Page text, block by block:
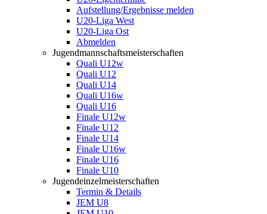
Aufstellung/Ergebnisse melden
U20-Liga West
U20-Liga Ost
Abmelden
Jugendmannschaftsmeisterschaften
Quali U12w
Quali U12
Quali U14
Quali U16w
Quali U16
Finale U12w
Finale U12
Finale U14
Finale U16w
Finale U16
Finale U10
Jugendeinzelmeisterschaften
Termin & Details
JEM U8